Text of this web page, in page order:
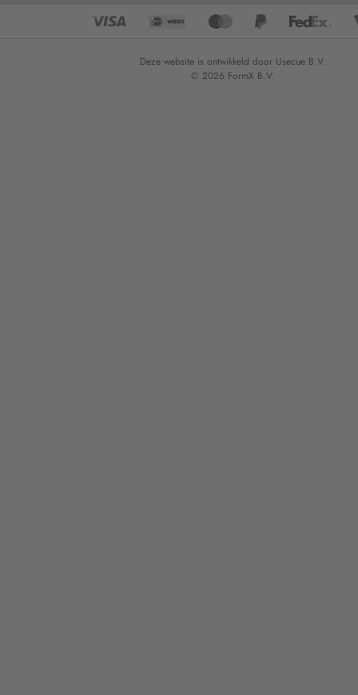
Deze website is ontwikkeld door Usecue B.V.
© 2026 FormX B.V.